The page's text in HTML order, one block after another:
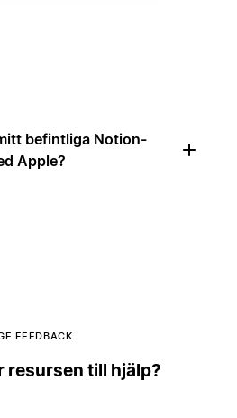
befintliga Notion-
Apple?
FEEDBACK
resursen till hjälp?